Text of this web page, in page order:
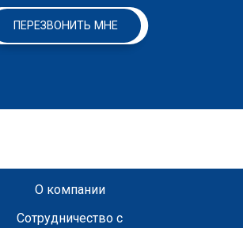
ПЕРЕЗВОНИТЬ МНЕ
О компании
Сотрудничество с